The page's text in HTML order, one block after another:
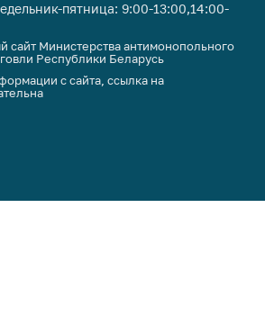
пятница: 9:00-13:00,14:00-
Министерства антимонопольного
Республики Беларусь
с сайта, ссылка на